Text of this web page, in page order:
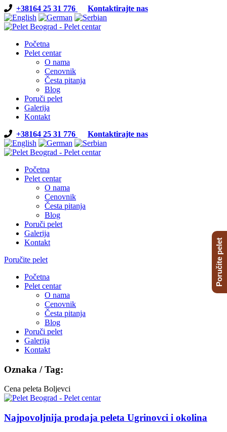
+38164 25 31 776 Kontaktirajte nas
Početna
Pelet centar
O nama
Cenovnik
Česta pitanja
Blog
Poruči pelet
Galerija
Kontakt
+38164 25 31 776
Kontaktirajte nas
Početna
Pelet centar
O nama
Cenovnik
Česta pitanja
Blog
Poruči pelet
Galerija
Kontakt
Poručite pelet
Početna
Pelet centar
O nama
Cenovnik
Česta pitanja
Blog
Poruči pelet
Galerija
Kontakt
Oznaka / Tag:
Cena peleta Boljevci
Najpovoljnija prodaja peleta Ugrinovci i okolina
Poručite pelet